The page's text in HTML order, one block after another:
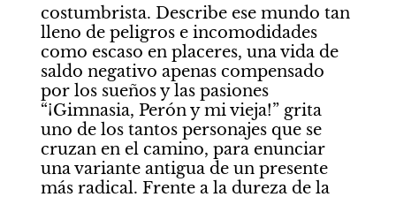
costumbrista. Describe ese mundo tan
lleno de peligros e incomodidades
como escaso en placeres, una vida de
saldo negativo apenas compensado
por los sueños y las pasiones
“¡Gimnasia, Perón y mi vieja!” grita
uno de los tantos personajes que se
cruzan en el camino, para enunciar
una variante antigua de un presente
más radical. Frente a la dureza de la